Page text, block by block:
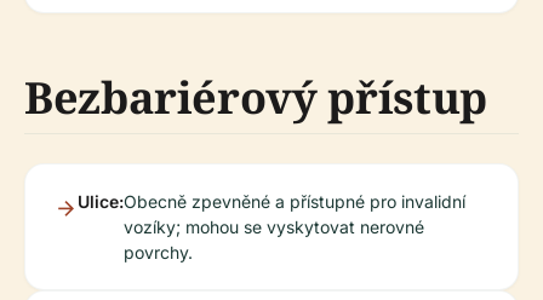
Bezbariérový přístup
Ulice:Obecně zpevněné a přístupné pro invalidní
vozíky; mohou se vyskytovat nerovné
povrchy.